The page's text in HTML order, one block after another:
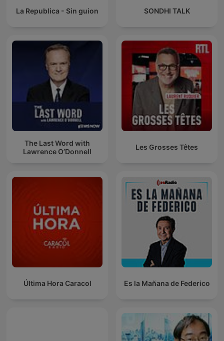
La Republica - Sin guion SONDHI TALK
The Last Word with
Lawrence O’Donnell
Les Grosses Têtes
Última Hora Caracol Es la Mañana de Federico